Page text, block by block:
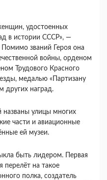
удостоенных
в истории СССР», —
званий Героя она
войны, орденом
Трудового Красного
медалью «Партизану
других наград.
названы улицы многих
части и авиационные
ей музеи.
быть лидером. Первая
на такое
полка, создатель